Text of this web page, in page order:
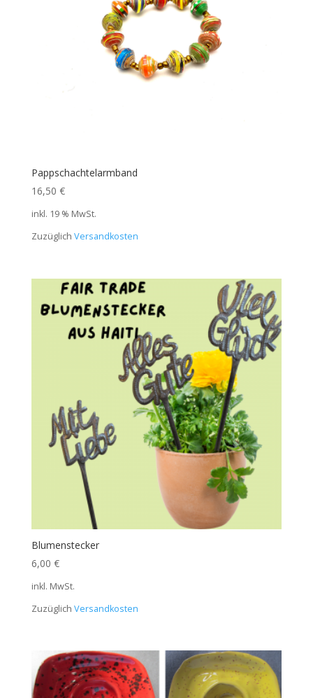
Pappschachtelarmband
16,50 €
inkl. 19 % MwSt.
Zuzüglich Versandkosten
Blumenstecker
6,00 €
inkl. MwSt.
Zuzüglich Versandkosten